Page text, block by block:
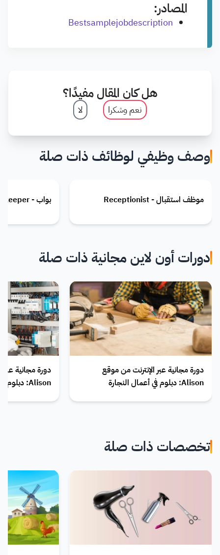
المصادر:
Bestsamplejobdescription
هل كان المقال مفيدًا؟
نعم وشكرا لا
وصف وظيفي لوظائف ذات صلة
موظف استقبال - Receptionist بواب - Gatekeeper
دورات أون لاين مجانية ذات صلة
دورة مجانية عبر الإنترنت من موقع
Alison: دبلوم في أعمال النجارة
دورة مجانية
Alison: دبلوم في الدراسات الكهربائية
تخصصات ذات صلة